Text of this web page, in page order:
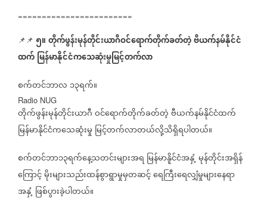
========================
📌📌 ၅။တိုက်ဖွန်းမုန်တိုင်းယာဂီဝင်ရောက်တိုက်ခတ်တဲ့ဗီယက်နမ်နိုင်ငံ
ထက်မြန်မာနိုင်ငံကသေဆုံးမှုမြင့်တက်လာ
စက်တင်ဘာလ ၁၃ရက်။
Radio NUG
တိုက်ဖွန်းမုန်တိုင်းယာဂီဝင်ရောက်တိုက်ခတ်တဲ့ဗီယက်နမ်နိုင်ငံထက်
မြန်မာနိုင်ငံကသေဆုံးမှု မြင့်တက်လာတယ်လို့သိရှိရပါတယ်။
စက်တင်ဘာ၁၃ရက်နေ့သတင်းများအရ မြန်မာနိူင်ငံအနှံ့မုန်တိုင်းအရှိန်
ကြောင့်မိုးများသည်းထန်စွာရွာမှုမှတဆင့်ရေကြီးရေလျှံမှုများနေရာ
အနှံ့ဖြစ်ပွားခဲ့ပါတယ်။